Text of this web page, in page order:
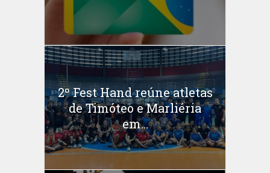
2º Fest Hand reúne atletas
de Timóteo e Marliéria
em...